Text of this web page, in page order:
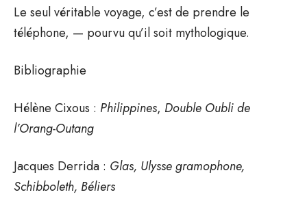
Le seul véritable voyage, c’est de prendre le
téléphone, — pourvu qu’il soit mythologique.
Bibliographie
Hélène Cixous : Philippines, Double Oubli de
l’Orang-Outang
Jacques Derrida : Glas, Ulysse gramophone,
Schibboleth, Béliers